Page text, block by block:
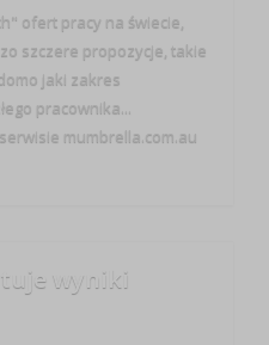
ofert pracy na świecie,
szczere propozycje, takie
jaki zakres
pracownika...
mumbrella.com.au
wyniki